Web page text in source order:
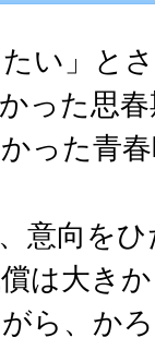
たい」と
った思
った青
意向を
は大き
ら、か